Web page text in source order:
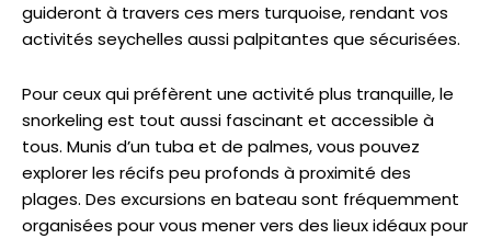
guideront à travers ces mers turquoise, rendant vos
activités seychelles aussi palpitantes que sécurisées.
Pour ceux qui préfèrent une activité plus tranquille, le
snorkeling est tout aussi fascinant et accessible à
tous. Munis d’un tuba et de palmes, vous pouvez
explorer les récifs peu profonds à proximité des
plages. Des excursions en bateau sont fréquemment
organisées pour vous mener vers des lieux idéaux pour